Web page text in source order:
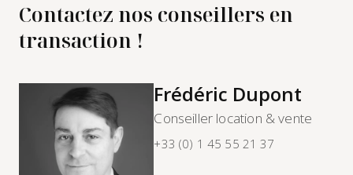
Contactez nos conseillers en
transaction !
Frédéric Dupont
Conseiller location & vente
+33 (0) 1 45 55 21 37